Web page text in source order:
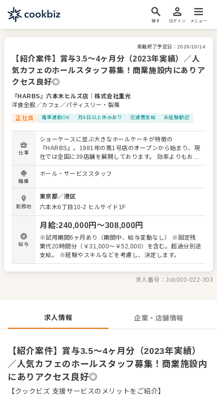
探す ログイン メニュー
掲載終了予定日： 2026/10/14
【紹介案件】賞与3.5～4ヶ月分（2023年実績）／人
気カフェのホールスタッフ募集！商業施設内にありア
クセス良好◎
『HARBS』六本木ヒルズ店 ｜株式会社重光
洋食全般／カフェ／パティスリー・製菓
正社員
電車通勤OK 月8日以上休みあり 交通費支給 未経験歓迎
仕事
ショーケースに並ぶ大きなホールケーキが特徴の
『HARBS』。1981年の第1号店のオープンから始まり、現
在では全国に39店舗を展開しております。 効率よりもおい
しさを追求。厳選した素材を使用して手作りし、新鮮な状
態のまま店舗へ運び、"つくりたてのおいしさを味わってい
ールスタッフを募集いたします。 お客さまに「1個食べて
心まで満たせるケーキ」と豊かなひとときをお届けくださ
い。 【ホールスタッフの仕事内容】 まずは提供するメニュ
ーのラインナップや内容を覚えていただきます。ホールで
円滑な対応ができるよう、キッチンとの連携やコミュニケ
ーションも大切にしてください。 お店の顔として、お客さ
まから直接感謝の言葉や、改善要求などのご意見をいただ
くこともあります。店舗メンバーに共有しながら、よりよ
どのアイデアも大歓迎です。 【具体的には…】 ・お席への
ご案内、オーダーテイク、レジ対応など接客全般 ・ドリン
っかりサポートしますので、経験に関わらず安心してスタ
ートできる環境です。 ゆくゆくはステップアップなどもめ
ざせます。
職種
ホール・サービススタッフ
勤務地
東京都／港区
六本木6丁目10-2 ヒルサイド1F
給与
月給:240,000円〜308,000円
※試用期間6ヶ月あり（期間中、給与変動なし） ※固定残
業代20時間分（￥31,000～￥52,000）を含む。超過分別途
支給。 ※経験やスキルなどを考慮し、決定します。
求人番号：Job000-022-303
求人情報 企業・店舗情報
【紹介案件】賞与3.5～4ヶ月分（2023年実績）
／人気カフェのホールスタッフ募集！商業施設内
にありアクセス良好◎
【クックビズ 支援サービスのメリットをご紹介】